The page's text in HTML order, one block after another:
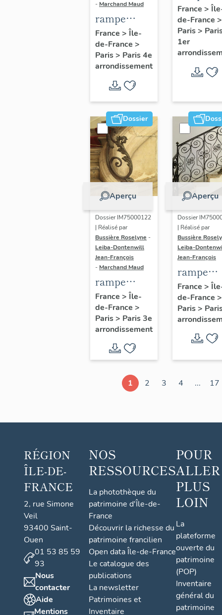
- Marchand Maud
rampe
d'appui,
escalier de
la maison à
cochère
dite hôtel
Charpentier
(non étudié)
France > Île-
de-France >
Paris> Paris 4e
arrondissement
d'appui,
escalier
la
porte
cochère
(non
France >
de-France >
Paris>
1er
Dossier
Aperçu
Dossier IM75000122
| Réalisé par
Bussière Roselyne -
Leiba-Dontenwill
Jean-François
- Marchand Maud
rampe
d'appui,
escalier de
la maison à
cochère
(non étudié)
France > Île-
de-France >
Paris> Paris 3e
arrondissement
Aperçu
Dossier
| Réalisé par
Bussière
Leiba-
Jean-François
rampe
d'appui,
escalier
la
cochère
(non
France >
de-France >
Paris>
1 2 3 4 ... 17
RÉGION
ÎLE-DE-
FRANCE
2, rue Simone
Veil
93400 Saint-
Ouen
01 53 85 59
93
Nous
contacter
Aide
Mentions
NOS
RESSOURCES
La photothèque du
patrimoine d'Île-de-
France
Découvrir la richesse du
patrimoine francilien
Open data Île-de-France
Le catalogue des
publications
La newsletter
Patrimoines et
Inventaire
POUR
ALLER
PLUS
LOIN
La
plateforme
ouverte du
patrimoine
(POP)
Inventaire
général du
patrimoine